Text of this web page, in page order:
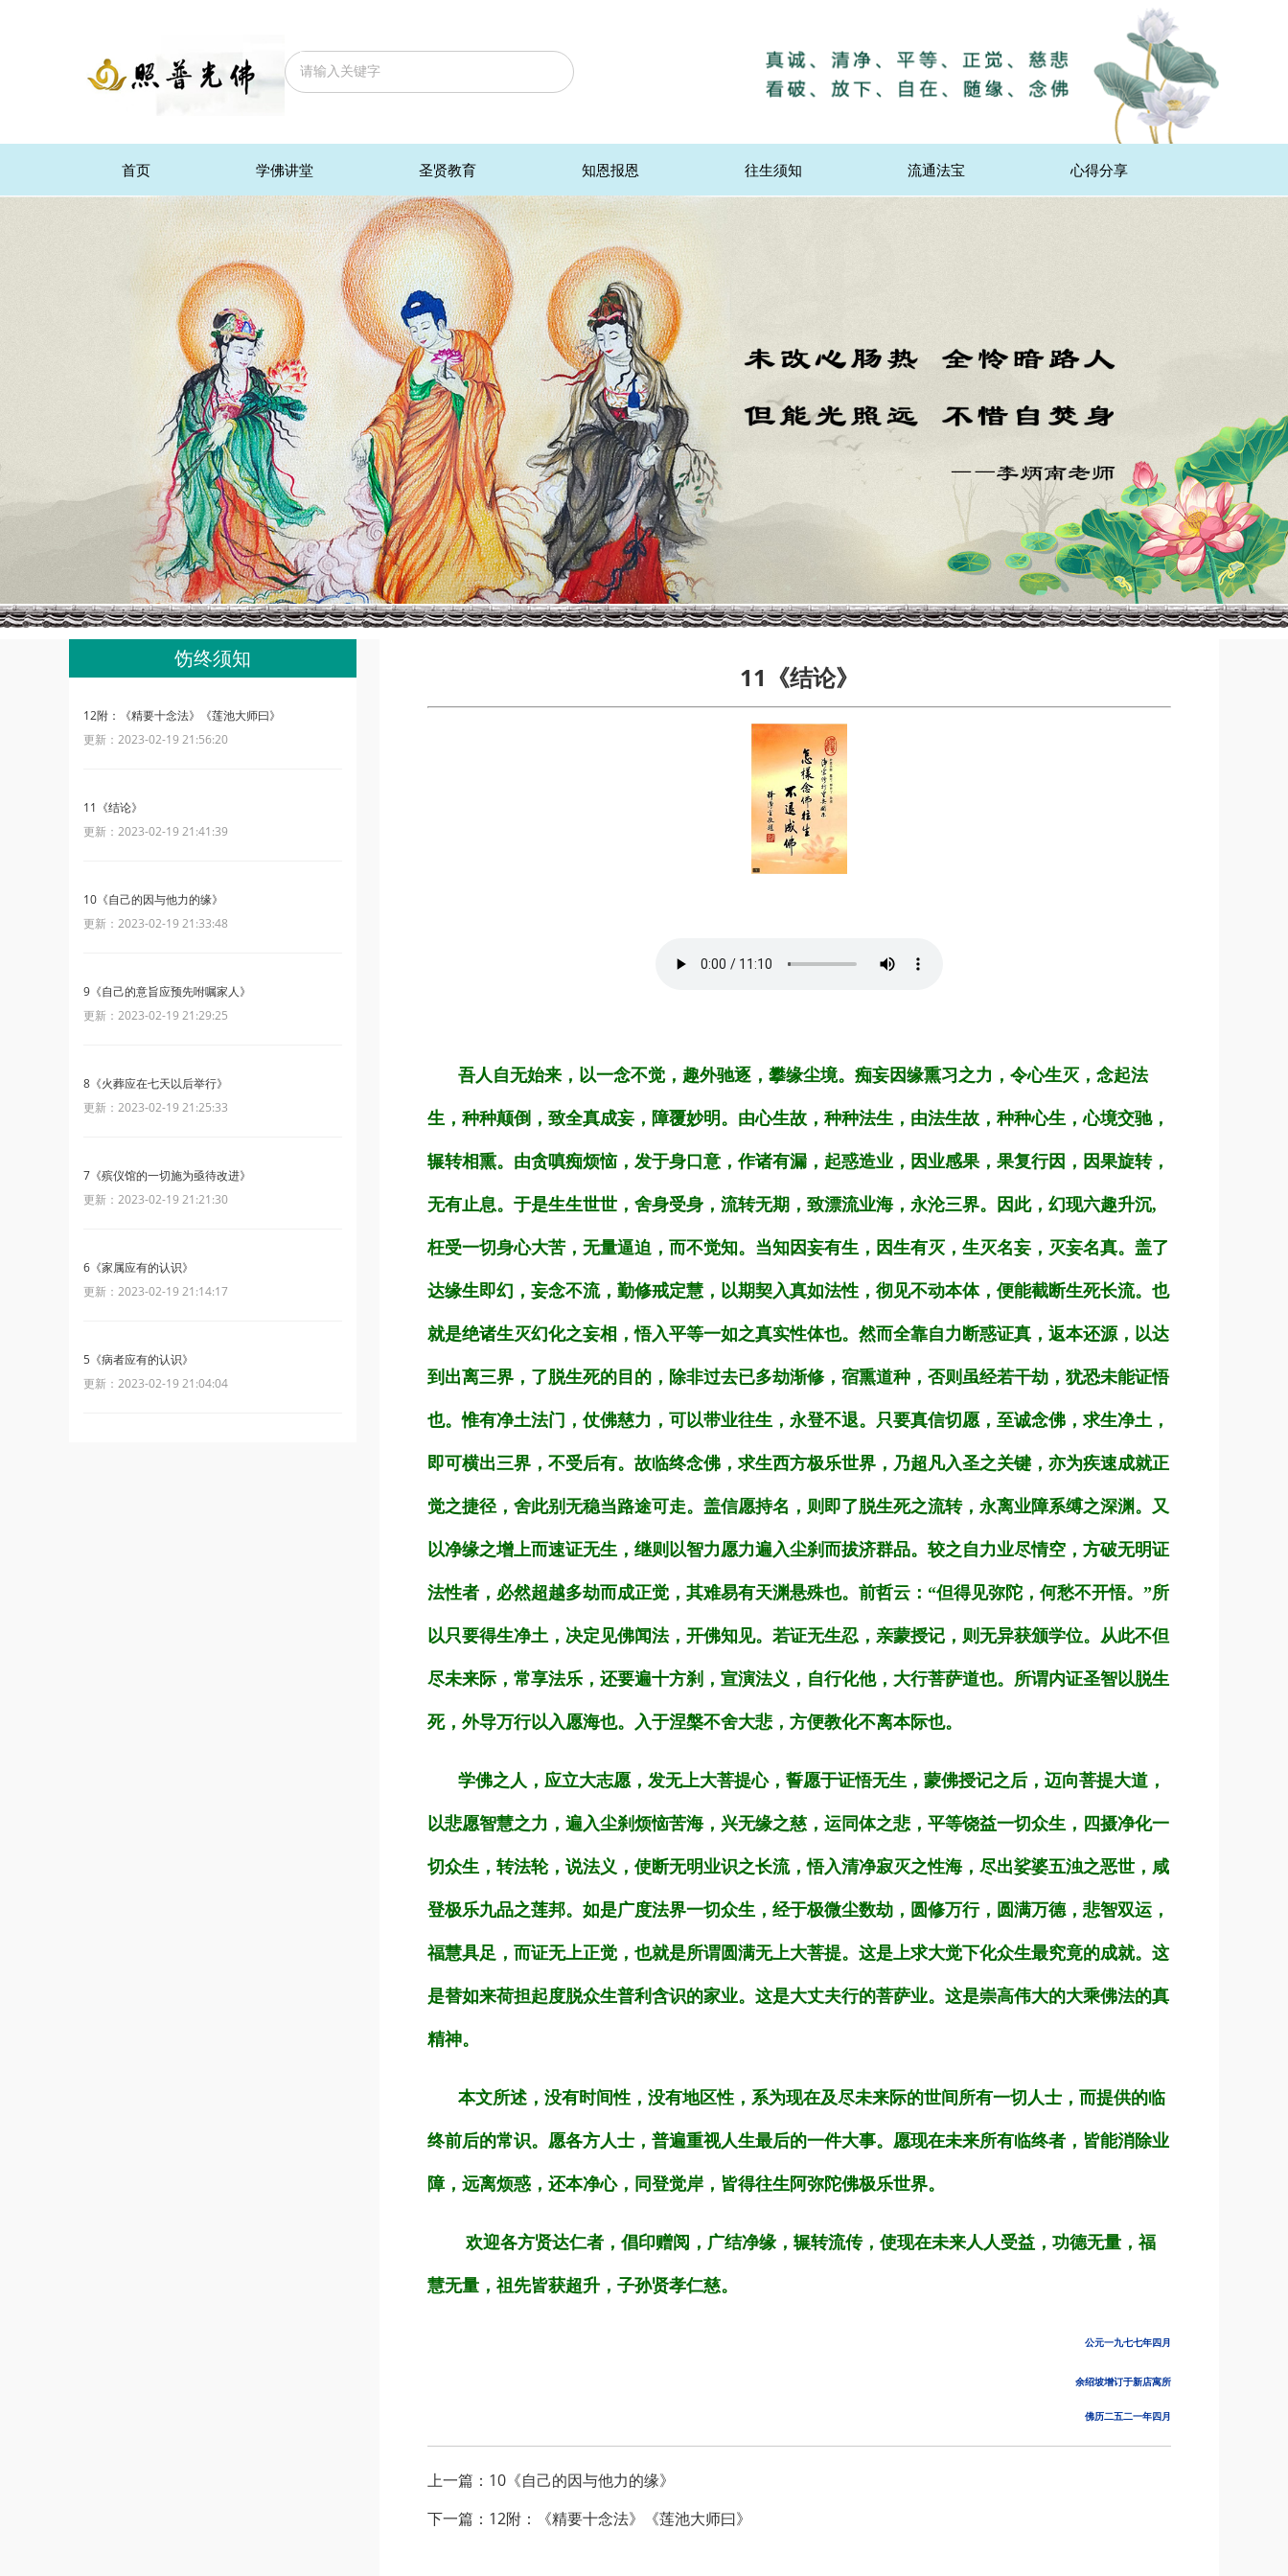
首页 学佛讲堂 圣贤教育 知恩报恩 往生须知 流通法宝 心得分享
饬终须知
12附：《精要十念法》《莲池大师曰》
更新：2023-02-19 21:56:20
11《结论》
更新：2023-02-19 21:41:39
10《自己的因与他力的缘》
更新：2023-02-19 21:33:48
9《自己的意旨应预先咐嘱家人》
更新：2023-02-19 21:29:25
8《火葬应在七天以后举行》
更新：2023-02-19 21:25:33
7《殡仪馆的一切施为亟待改进》
更新：2023-02-19 21:21:30
6《家属应有的认识》
更新：2023-02-19 21:14:17
5《病者应有的认识》
更新：2023-02-19 21:04:04
11《结论》
吾人自无始来，以一念不觉，趣外驰逐，攀缘尘境。痴妄因缘熏习之力，令心生灭，念起法
生，种种颠倒，致全真成妄，障覆妙明。由心生故，种种法生，由法生故，种种心生，心境交驰，
辗转相熏。由贪嗔痴烦恼，发于身口意，作诸有漏，起惑造业，因业感果，果复行因，因果旋转，
无有止息。于是生生世世，舍身受身，流转无期，致漂流业海，永沦三界。因此，幻现六趣升沉,
枉受一切身心大苦，无量逼迫，而不觉知。当知因妄有生，因生有灭，生灭名妄，灭妄名真。盖了
达缘生即幻，妄念不流，勤修戒定慧，以期契入真如法性，彻见不动本体，便能截断生死长流。也
就是绝诸生灭幻化之妄相，悟入平等一如之真实性体也。然而全靠自力断惑证真，返本还源，以达
到出离三界，了脱生死的目的，除非过去已多劫渐修，宿熏道种，否则虽经若干劫，犹恐未能证悟
也。惟有净土法门，仗佛慈力，可以带业往生，永登不退。只要真信切愿，至诚念佛，求生净土，
即可横出三界，不受后有。故临终念佛，求生西方极乐世界，乃超凡入圣之关键，亦为疾速成就正
觉之捷径，舍此别无稳当路途可走。盖信愿持名，则即了脱生死之流转，永离业障系缚之深渊。又
以净缘之增上而速证无生，继则以智力愿力遍入尘刹而拔济群品。较之自力业尽情空，方破无明证
法性者，必然超越多劫而成正觉，其难易有天渊悬殊也。前哲云：“但得见弥陀，何愁不开悟。”所
以只要得生净土，决定见佛闻法，开佛知见。若证无生忍，亲蒙授记，则无异获颁学位。从此不但
尽未来际，常享法乐，还要遍十方刹，宣演法义，自行化他，大行菩萨道也。所谓内证圣智以脱生
死，外导万行以入愿海也。入于涅槃不舍大悲，方便教化不离本际也。
学佛之人，应立大志愿，发无上大菩提心，誓愿于证悟无生，蒙佛授记之后，迈向菩提大道，
以悲愿智慧之力，遍入尘刹烦恼苦海，兴无缘之慈，运同体之悲，平等饶益一切众生，四摄净化一
切众生，转法轮，说法义，使断无明业识之长流，悟入清净寂灭之性海，尽出娑婆五浊之恶世，咸
登极乐九品之莲邦。如是广度法界一切众生，经于极微尘数劫，圆修万行，圆满万德，悲智双运，
福慧具足，而证无上正觉，也就是所谓圆满无上大菩提。这是上求大觉下化众生最究竟的成就。这
是替如来荷担起度脱众生普利含识的家业。这是大丈夫行的菩萨业。这是崇高伟大的大乘佛法的真
精神。
本文所述，没有时间性，没有地区性，系为现在及尽未来际的世间所有一切人士，而提供的临
终前后的常识。愿各方人士，普遍重视人生最后的一件大事。愿现在未来所有临终者，皆能消除业
障，远离烦惑，还本净心，同登觉岸，皆得往生阿弥陀佛极乐世界。
欢迎各方贤达仁者，倡印赠阅，广结净缘，辗转流传，使现在未来人人受益，功德无量，福
慧无量，祖先皆获超升，子孙贤孝仁慈。
公元一九七七年四月
余绍坡增订于新店寓所
佛历二五二一年四月
上一篇： 10《自己的因与他力的缘》
下一篇： 12附：《精要十念法》《莲池大师曰》